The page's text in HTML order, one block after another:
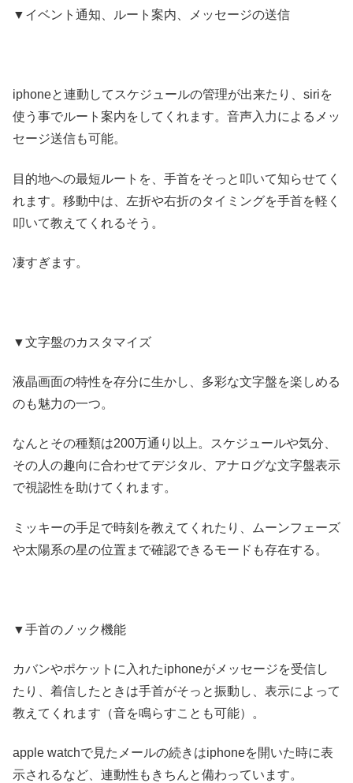
▼イベント通知、ルート案内、メッセージの送信
iphoneと連動してスケジュールの管理が出来たり、siriを
使う事でルート案内をしてくれます。音声入力によるメッ
セージ送信も可能。
目的地への最短ルートを、手首をそっと叩いて知らせてく
れます。移動中は、左折や右折のタイミングを手首を軽く
叩いて教えてくれるそう。
凄すぎます。
▼文字盤のカスタマイズ
液晶画面の特性を存分に生かし、多彩な文字盤を楽しめる
のも魅力の一つ。
なんとその種類は200万通り以上。スケジュールや気分、
その人の趣向に合わせてデジタル、アナログな文字盤表示
で視認性を助けてくれます。
ミッキーの手足で時刻を教えてくれたり、ムーンフェーズ
や太陽系の星の位置まで確認できるモードも存在する。
▼手首のノック機能
カバンやポケットに入れたiphoneがメッセージを受信し
たり、着信したときは手首がそっと振動し、表示によって
教えてくれます（音を鳴らすことも可能）。
apple watchで見たメールの続きはiphoneを開いた時に表
示されるなど、連動性もきちんと備わっています。